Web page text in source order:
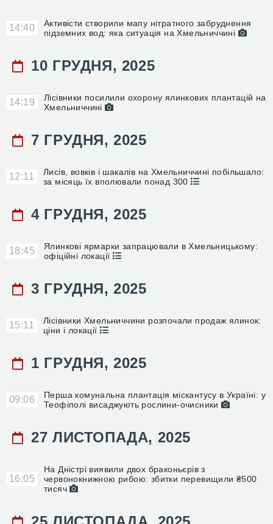
14:40
Активісти створили мапу нітратного забруднення
підземних вод: яка ситуація на Хмельниччині
10 ГРУДНЯ, 2025
14:19
Лісівники посилили охорону ялинкових плантацій на
Хмельниччині
7 ГРУДНЯ, 2025
12:11
Лисів, вовків і шакалів на Хмельниччині побільшало:
за місяць їх вполювали понад 300
4 ГРУДНЯ, 2025
18:45
Ялинкові ярмарки запрацювали в Хмельницькому:
офіційні локації
3 ГРУДНЯ, 2025
15:11
Лісівники Хмельниччини розпочали продаж ялинок:
ціни і локації
1 ГРУДНЯ, 2025
09:06
Перша комунальна плантація міскантусу в Україні: у
Теофіполі висаджують рослини-очисники
27 ЛИСТОПАДА, 2025
16:05
На Дністрі виявили двох браконьєрів з
червонокнижною рибою: збитки перевищили ₴500
тисяч